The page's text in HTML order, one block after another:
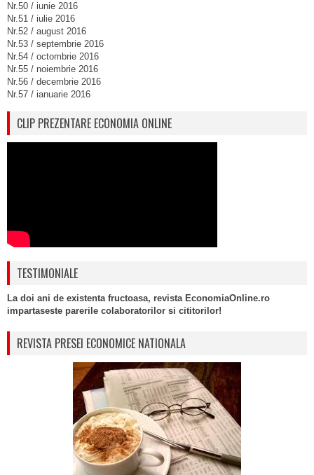
Nr.50 / iunie 2016
Nr.51 / iulie 2016
Nr.52 / august 2016
Nr.53 / septembrie 2016
Nr.54 / octombrie 2016
Nr.55 / noiembrie 2016
Nr.56 / decembrie 2016
Nr.57 / ianuarie 2016
CLIP PREZENTARE ECONOMIA ONLINE
TESTIMONIALE
La doi ani de existenta fructoasa, revista EconomiaOnline.ro
impartaseste parerile colaboratorilor si cititorilor!
REVISTA PRESEI ECONOMICE NATIONALA